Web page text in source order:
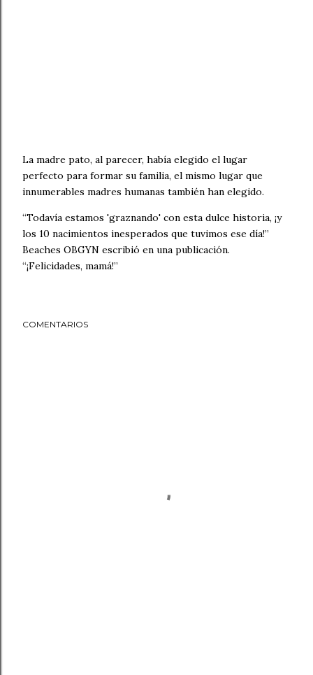
La madre pato, al parecer, había elegido el lugar
perfecto para formar su familia, el mismo lugar que
innumerables madres humanas también han elegido.
“Todavía estamos 'graznando' con esta dulce historia, ¡y
los 10 nacimientos inesperados que tuvimos ese día!”
Beaches OBGYN escribió en una publicación.
“¡Felicidades, mamá!”
COMENTARIOS